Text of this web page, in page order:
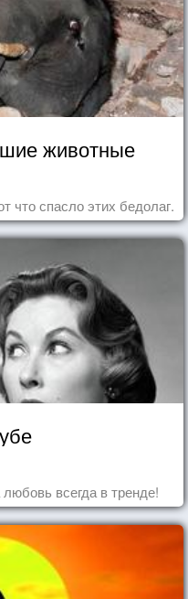
животные
что спасло этих бедолаг.
всегда в тренде!